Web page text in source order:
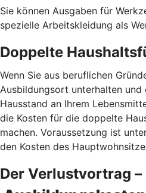
Sie können Ausgaben für
spezielle Arbeitskleidung als
Doppelte
Wenn Sie aus beruflichen
Ausbildungsort unterhalten
Hausstand an Ihrem
die Kosten für die doppelte
machen. Voraussetzung ist
den Kosten des
Der Verlustvortrag –